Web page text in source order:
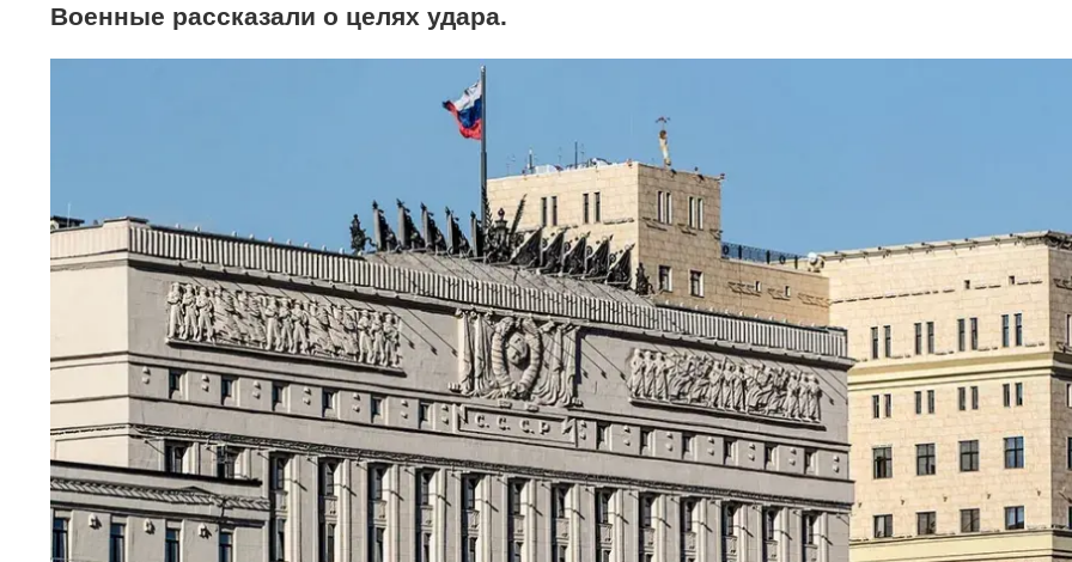
Военные рассказали о целях удара.